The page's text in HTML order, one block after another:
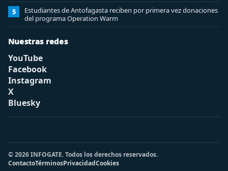
5
Estudiantes de Antofagasta reciben por primera vez donaciones
del programa Operation Warm
Nuestras redes
YouTube
Facebook
Instagram
X
Bluesky
© 2026 INFOGATE. Todos los derechos reservados.
ContactoTérminosPrivacidadCookies